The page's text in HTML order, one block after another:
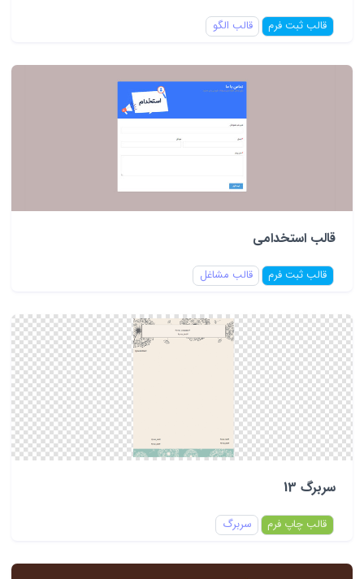
قالب ثبت فرم قالب الگو
قالب استخدامی
قالب ثبت فرم قالب مشاغل
سربرگ 13
قالب چاپ فرم سربرگ